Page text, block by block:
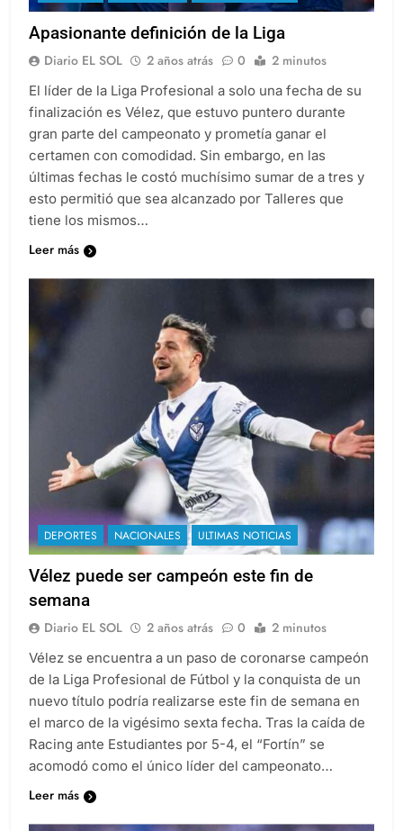
Apasionante definición de la Liga
Diario EL SOL 2 años atrás 0 2 minutos
El líder de la Liga Profesional a solo una fecha de su
finalización es Vélez, que estuvo puntero durante
gran parte del campeonato y prometía ganar el
certamen con comodidad. Sin embargo, en las
últimas fechas le costó muchísimo sumar de a tres y
esto permitió que sea alcanzado por Talleres que
tiene los mismos…
Leer más
DEPORTES NACIONALES ULTIMAS NOTICIAS
Vélez puede ser campeón este fin de
semana
Diario EL SOL 2 años atrás 0 2 minutos
Vélez se encuentra a un paso de coronarse campeón
de la Liga Profesional de Fútbol y la conquista de un
nuevo título podría realizarse este fin de semana en
el marco de la vigésimo sexta fecha. Tras la caída de
Racing ante Estudiantes por 5-4, el “Fortín” se
acomodó como el único líder del campeonato…
Leer más